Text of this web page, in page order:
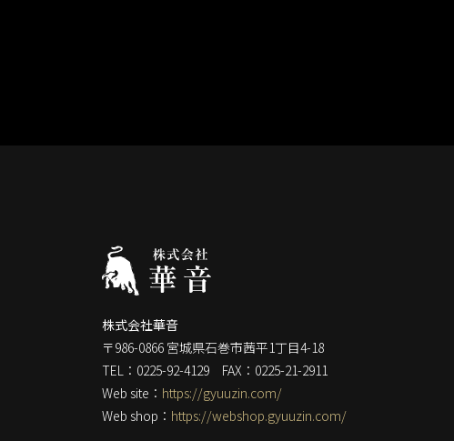
株式会社華音
〒986-0866 宮城県石巻市茜平1丁目4-18
TEL：0225-92-4129 FAX：0225-21-2911
Web site： https://gyuuzin.com/
Web shop： https://webshop.gyuuzin.com/